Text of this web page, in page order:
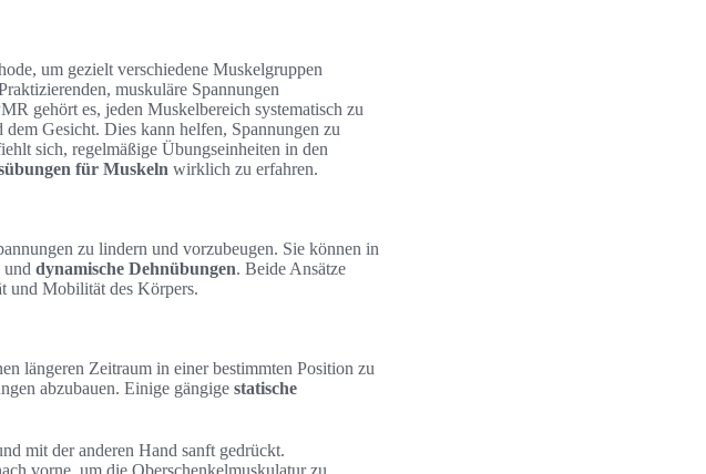
um gezielt verschiedene Muskelgruppen
muskuläre Spannungen
gehört es, jeden Muskelbereich systematisch zu
Gesicht. Dies kann helfen, Spannungen zu
sich, regelmäßige Übungseinheiten in den
für Muskeln wirklich zu erfahren.
zu lindern und vorzubeugen. Sie können in
und dynamische Dehnübungen. Beide Ansätze
und Mobilität des Körpers.
längeren Zeitraum in einer bestimmten Position zu
abzubauen. Einige gängige statische
mit der anderen Hand sanft gedrückt.
vorne, um die Oberschenkelmuskulatur zu